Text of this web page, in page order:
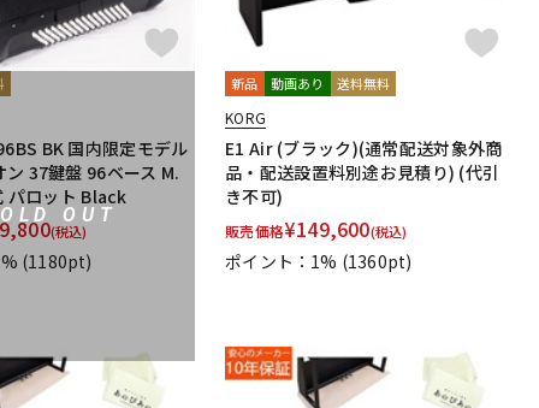
OUT
BK 国内限定モデル
ン 37鍵盤 96ベース M.
パロット Black
(税込)
(1180pt)
新品 動画あり 送料無料
KORG
E1 Air (ブラック)(通常配送対象外商
品・配送設置料別途お見積り) (代引
き不可)
販売価格¥149,600(税込)
ポイント：1% (1360pt)